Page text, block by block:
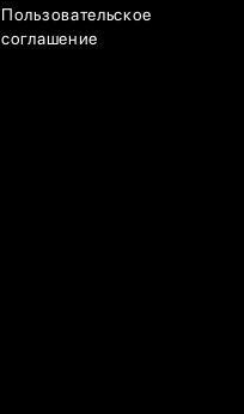
Пользовательское
соглашение